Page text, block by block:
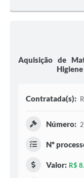
Aquisição de
Contratada(s):
Número:
Nº
Valor: R$